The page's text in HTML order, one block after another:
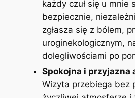
każdy czuł się u mnie
bezpiecznie,
zgłasza się z bólem,
uroginekologicznym,
dolegliwościami po
Spokojna i przyjazna
Wizyta przebiega bez